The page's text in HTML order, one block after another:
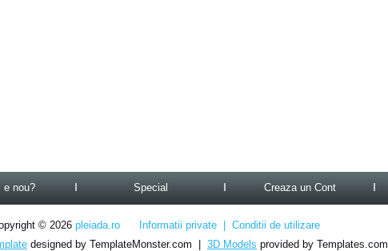
e nou? Special Creaza un Cont
© 2026 pleiada.ro Informatii private| Conditii de utilizare
designed by TemplateMonster.com | 3D Models provided by Templates.com